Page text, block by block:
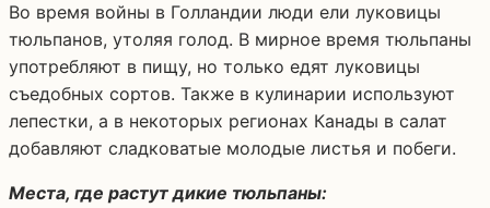
Во время войны в Голландии люди ели луковицы
тюльпанов, утоляя голод. В мирное время тюльпаны
употребляют в пищу, но только едят луковицы
съедобных сортов. Также в кулинарии используют
лепестки, а в некоторых регионах Канады в салат
добавляют сладковатые молодые листья и побеги.
Места, где растут дикие тюльпаны: